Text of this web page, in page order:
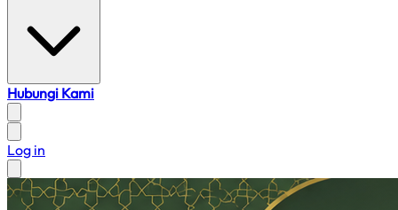
Hubungi Kami
Log in